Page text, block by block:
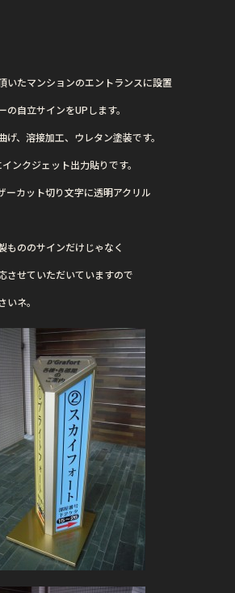
いたマンションのエントランスに設置
自立サインをUPします。
、溶接加工、ウレタン塗装です。
ンクジェット出力貼りです。
ーカット切り文字に透明アクリル
もののサインだけじゃなく
させていただいていますので
ネ。